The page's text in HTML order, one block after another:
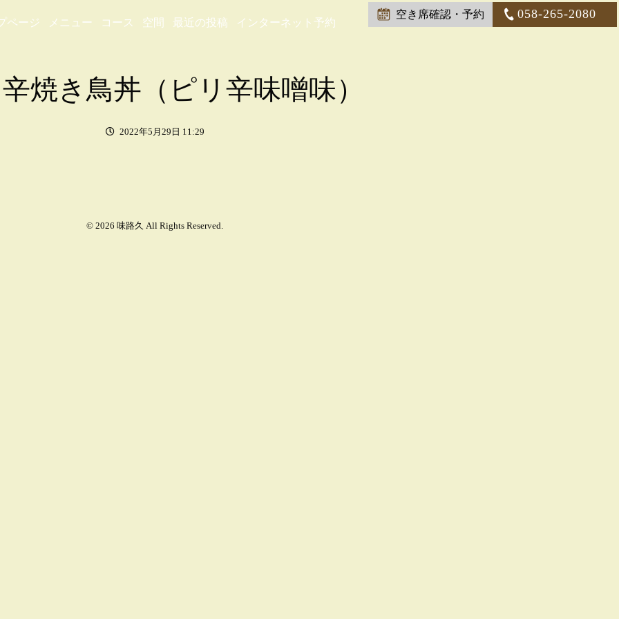
ページ メニュー コース 空間 最近の投稿 インターネット予約
058-265-2080
空き席確認・予約
焼き鳥丼（ピリ辛味噌味）
2022年5月29日 11:29
© 2026 味路久 All Rights Reserved.